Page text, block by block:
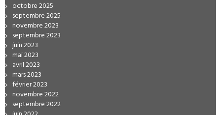
octobre 2025
septembre 2025
novembre 2023
septembre 2023
juin 2023
mai 2023
avril 2023
mars 2023
février 2023
novembre 2022
septembre 2022